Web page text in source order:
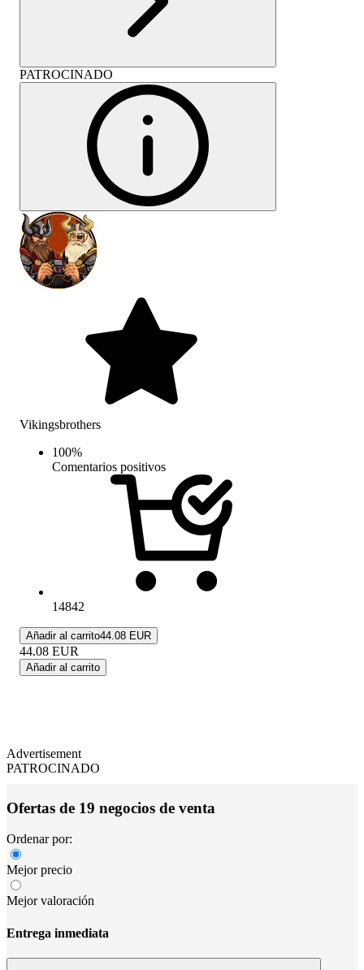
PATROCINADO
Vikingsbrothers
100%
Comentarios positivos
14842
Añadir al carrito44.08 EUR
44.08 EUR
Añadir al carrito
Advertisement
PATROCINADO
Ofertas de 19 negocios de venta
Ordenar por:
Mejor precio
Mejor valoración
Entrega inmediata